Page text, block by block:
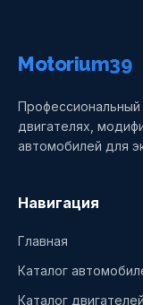
Motorium39
Профессиональный
двигателях,
автомобилей для
Навигация
Главная
Каталог
Каталог двигателей